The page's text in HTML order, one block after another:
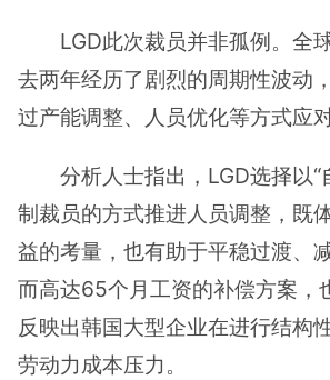
LGD此次裁员并非孤例。全
去两年经历了剧烈的周期性波动
过产能调整、人员优化等方式应
分析人士指出，LGD选择以“
制裁员的方式推进人员调整，既
益的考量，也有助于平稳过渡、
而高达65个月工资的补偿方案，
反映出韩国大型企业在进行结构
劳动力成本压力。